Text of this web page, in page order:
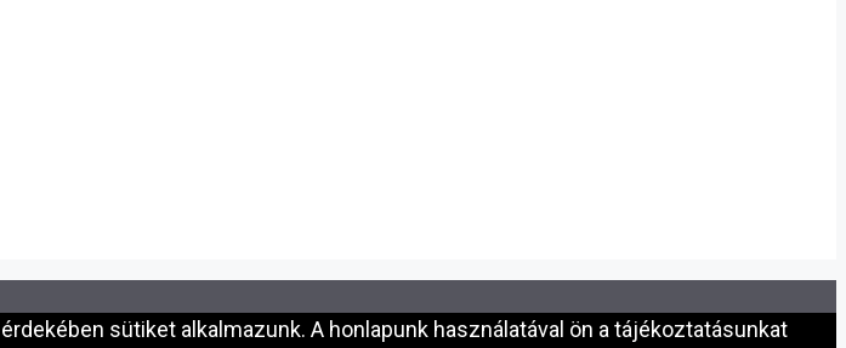
sütiket alkalmazunk. A honlapunk használatával ön a tájékoztatásunkat